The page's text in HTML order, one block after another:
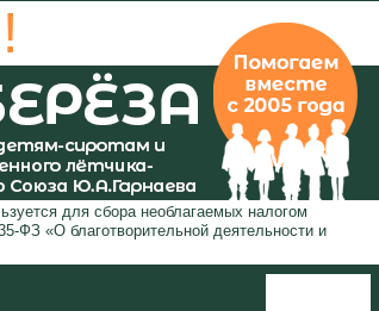
для сбора необлагаемых налогом
ФЗ «О благотворительной деятельности и